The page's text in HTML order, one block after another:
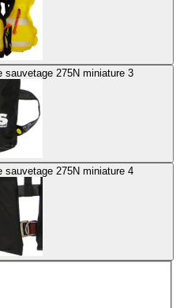
Secumar Priva Light gilet de sauvetage 275N miniature 3
Secumar Priva Light gilet de sauvetage 275N miniature 4